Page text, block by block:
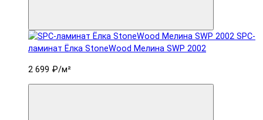
SPC-
ламинат Ëлка StoneWood Мелина SWP 2002
2 699 ₽/м²